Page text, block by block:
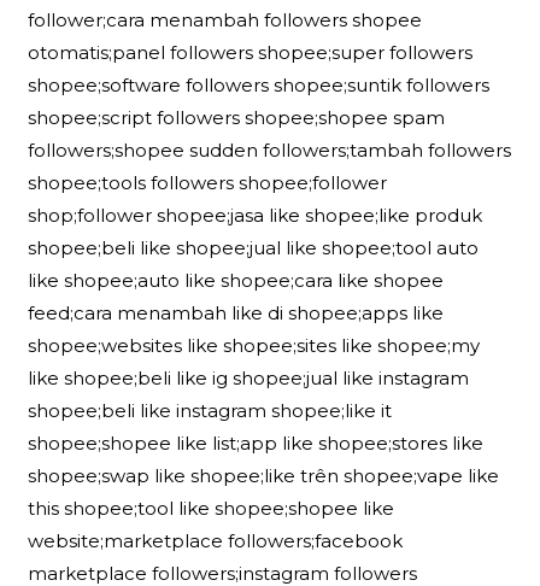
follower;cara menambah followers shopee
otomatis;panel followers shopee;super followers
shopee;software followers shopee;suntik followers
shopee;script followers shopee;shopee spam
followers;shopee sudden followers;tambah followers
shopee;tools followers shopee;follower
shop;follower shopee;jasa like shopee;like produk
shopee;beli like shopee;jual like shopee;tool auto
like shopee;auto like shopee;cara like shopee
feed;cara menambah like di shopee;apps like
shopee;websites like shopee;sites like shopee;my
like shopee;beli like ig shopee;jual like instagram
shopee;beli like instagram shopee;like it
shopee;shopee like list;app like shopee;stores like
shopee;swap like shopee;like trên shopee;vape like
this shopee;tool like shopee;shopee like
website;marketplace followers;facebook
marketplace followers;instagram followers